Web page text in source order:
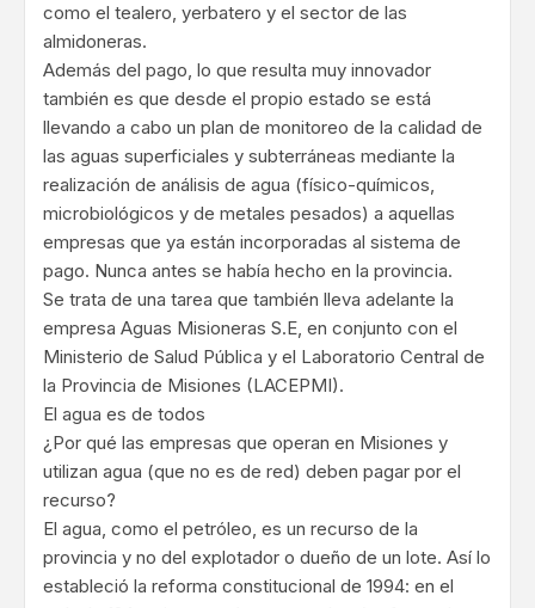
como el tealero, yerbatero y el sector de las
almidoneras.
Además del pago, lo que resulta muy innovador
también es que desde el propio estado se está
llevando a cabo un plan de monitoreo de la calidad de
las aguas superficiales y subterráneas mediante la
realización de análisis de agua (físico-químicos,
microbiológicos y de metales pesados) a aquellas
empresas que ya están incorporadas al sistema de
pago. Nunca antes se había hecho en la provincia.
Se trata de una tarea que también lleva adelante la
empresa Aguas Misioneras S.E, en conjunto con el
Ministerio de Salud Pública y el Laboratorio Central de
la Provincia de Misiones (LACEPMI).
El agua es de todos
¿Por qué las empresas que operan en Misiones y
utilizan agua (que no es de red) deben pagar por el
recurso?
El agua, como el petróleo, es un recurso de la
provincia y no del explotador o dueño de un lote. Así lo
estableció la reforma constitucional de 1994: en el